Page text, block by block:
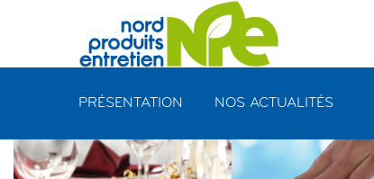
PRÉSENTATION NOS ACTUALITÉS
Panneau de gestion des cookies